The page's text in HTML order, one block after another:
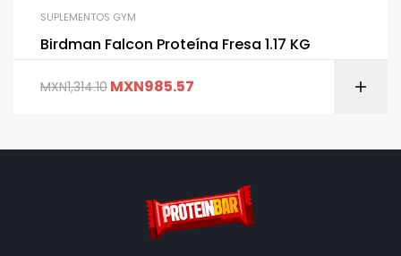
SUPLEMENTOS GYM
Birdman Falcon Proteína Fresa 1.17 KG
MXN1,314.10 MXN985.57